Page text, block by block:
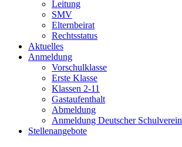
Leitung
SMV
Elternbeirat
Rechtsstatus
Aktuelles
Anmeldung
Vorschulklasse
Erste Klasse
Klassen 2-11
Gastaufenthalt
Abmeldung
Anmeldung Deutscher Schulverein
Stellenangebote